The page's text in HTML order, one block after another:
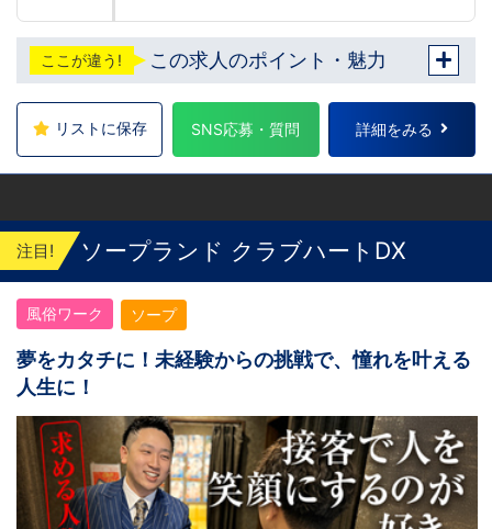
ここが違う! この求人のポイント・魅力
リストに保存 SNS応募・質問 詳細をみる
注目! ソープランド クラブハートDX
風俗ワーク ソープ
夢をカタチに！未経験からの挑戦で、憧れを叶える
人生に！